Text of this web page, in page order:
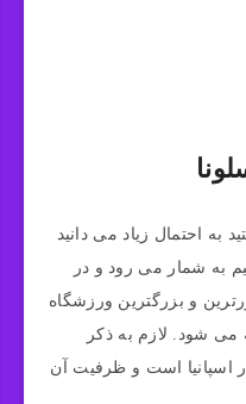
به احتمال زیاد می‌ دانید
به شمار می‌ رود و در
و بزرگترین ورزشگاه‌
می شود. لازم به ذکر
اسپانیا است و ظرفیت آن